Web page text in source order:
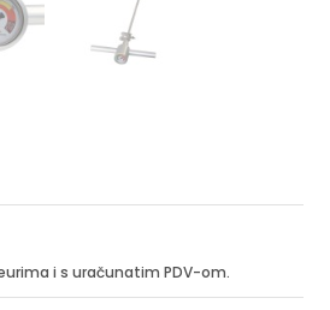
i s uračunatim PDV-om.